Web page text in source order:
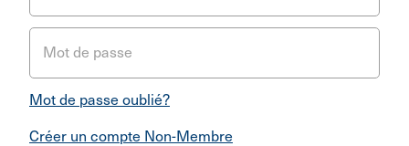
Mot de passe
Mot de passe oublié?
Créer un compte Non-Membre